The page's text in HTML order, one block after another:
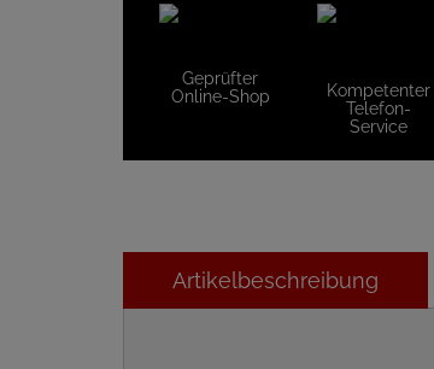
Geprüfter
Online-Shop
Kompetenter
Telefon-
Service
Artikelbeschreibung